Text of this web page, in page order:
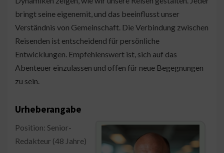
bringt seine eigenemit, und das beeinflusst unser
Verständnis von Gemeinschaft. Die Verbindung zwischen
Reisenden ist entscheidend für persönliche
Entwicklungen. Empfehlenswert ist, sich auf das
Abenteuer einzulassen und offen für neue Begegnungen
zu sein.
Urheberangabe
Position: Senior-
Redakteur (48 Jahre)